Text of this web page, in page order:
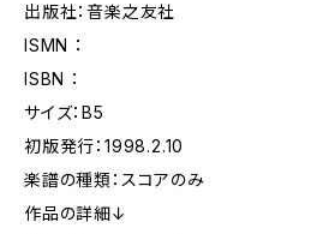
出版社：音楽之友社
ISMN ：
ISBN ：
サイズ：B5
初版発行：1998.2.10
楽譜の種類：スコアのみ
作品の詳細↓